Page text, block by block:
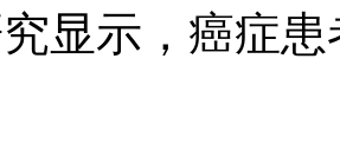
示，癌症患